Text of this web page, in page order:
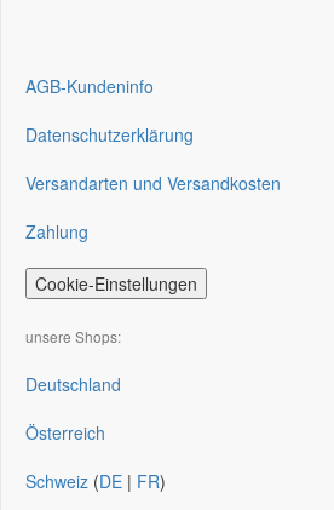
AGB-Kundeninfo
Datenschutzerklärung
Versandarten und Versandkosten
Zahlung
Cookie-Einstellungen
unsere Shops:
Deutschland
Österreich
Schweiz (DE | FR)